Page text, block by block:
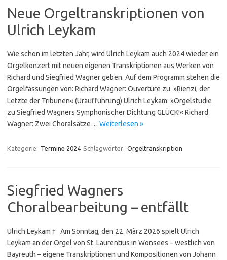
Neue Orgeltranskriptionen von
Ulrich Leykam
Wie schon im letzten Jahr, wird Ulrich Leykam auch 2024 wieder ein
Orgel­konzert mit neuen eigenen Tran­skriptionen aus Werken von
Richard und Siegfried Wagner geben. Auf dem Programm stehen die
Orgel­fassungen von: Richard Wagner: Ouvertüre zu »Rienzi, der
Letzte der Tribunen« (Uraufführung) Ulrich Leykam: »Orgelstudie
zu Siegfried Wagners Symphoni­scher Dichtung GLÜCK!« Richard
Wagner: Zwei Choralsätze… Weiterlesen »
Kategorie: Termine 2024 Schlagwörter: Orgeltranskription
Siegfried Wagners
Choralbearbeitung – entfällt
Ulrich Leykam † Am Sonntag, den 22. März 2026 spielt Ulrich
Leykam an der Orgel von St. Laurentius in Wonsees – westlich von
Bayreuth – eigene Transkriptionen und Kompositionen von Johann